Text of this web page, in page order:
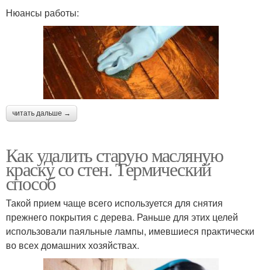
Нюансы работы:
читать дальше →
Как удалить старую масляную
краску со стен. Термический
способ
Такой прием чаще всего используется для снятия
прежнего покрытия с дерева. Раньше для этих целей
использовали паяльные лампы, имевшиеся практически
во всех домашних хозяйствах.